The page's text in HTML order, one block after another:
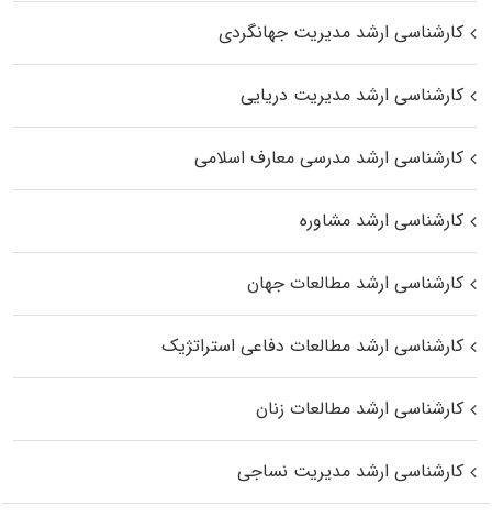
کارشناسی ارشد مدیریت جهانگردی
کارشناسی ارشد مدیریت دریایی
کارشناسی ارشد مدرسی معارف اسلامی
کارشناسی ارشد مشاوره
کارشناسی ارشد مطالعات جهان
کارشناسی ارشد مطالعات دفاعی استراتژیک
کارشناسی ارشد مطالعات زنان
کارشناسی ارشد مدیریت نساجی